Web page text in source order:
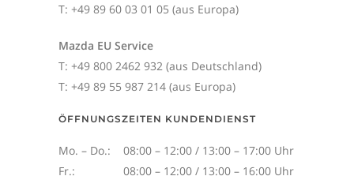
T: +49 89 60 03 01 05 (aus Europa)
Mazda EU Service
T: +49 800 2462 932 (aus Deutschland)
T: +49 89 55 987 214 (aus Europa)
ÖFFNUNGSZEITEN KUNDENDIENST
Mo. – Do.:
08:00 – 12:00 / 13:00 – 17:00 Uhr
Fr.:
08:00 – 12:00 / 13:00 – 16:00 Uhr